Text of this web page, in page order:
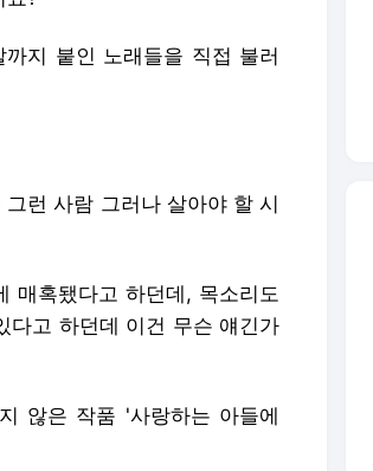
지 붙인 노래들을 직접 불러
런 사람 그러나 살아야 할 시
매혹됐다고 하던데, 목소리도
다고 하던데 이건 무슨 얘긴가
않은 작품 '사랑하는 아들에